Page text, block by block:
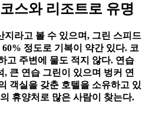
스와 리조트로 유명
지라고 볼 수 있으며, 그린 스피드
정도로 기복이 약간 있다. 코
고 주변에 물도 적지 않다. 연습
, 큰 연습 그린이 있으며 벙커 연
객실을 갖춘 호텔을 소유하고 있
휴양처로 많은 사람이 찾는다.